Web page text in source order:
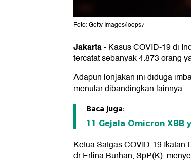
Foto: Getty Images/loops7
Jakarta-Kasus COVID-19 di
tercatat sebanyak 4.873 orang
Adapun lonjakan ini diduga
menular dibandingkan lainnya.
Baca juga:
11 Gejala Omicron XBB
Ketua Satgas COVID-19 Ikatan
dr Erlina Burhan, SpP(K),